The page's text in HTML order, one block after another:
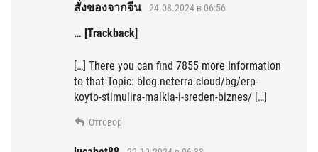
สั่งของจากจีน 24.08.2024 в 06:56
… [Trackback]
[…] There you can find 7855 more Information
to that Topic: blog.neterra.cloud/bg/erp-
koyto-stimulira-malkia-i-sreden-biznes/ […]
Отговор